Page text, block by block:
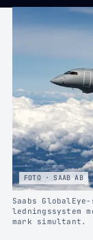
FOTO · SAAB AB
Saabs
ledningssystem
mark simultant.